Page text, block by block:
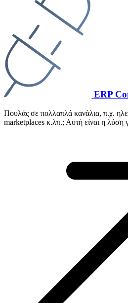
ERP
Πουλάς σε πολλαπλά κανάλια, π.χ.
marketplaces κ.λπ.; Αυτή είναι η λύση